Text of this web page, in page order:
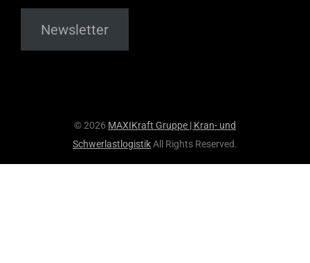
Newsletter
© 2026 MAXIKraft Gruppe | Kran- und
SchwerlastlogistikAll Rights Reserved.